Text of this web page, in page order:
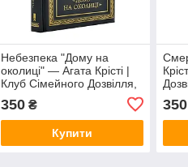
Небезпека "Дому на
околиці" — Агата Крісті |
Клуб Сімейного Дозвілля,
книга українською, нова,
тверда
350₴
Купити
350